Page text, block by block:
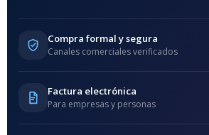
Compra formal y segura
Canales comerciales verificados
Factura electrónica
Para empresas y personas